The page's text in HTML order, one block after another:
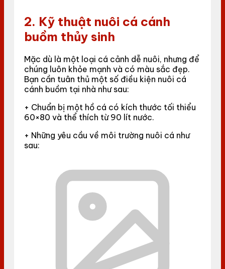
2. Kỹ thuật nuôi cá cánh
buồm thủy sinh
Mặc dù là một loại cá cảnh dễ nuôi, nhưng để
chúng luôn khỏe mạnh và có màu sắc đẹp.
Bạn cần tuân thủ một số điều kiện nuôi cá
cánh buồm tại nhà như sau:
+ Chuẩn bị một hồ cá có kích thước tối thiểu
60×80 và thể thích từ 90 lít nước.
+ Những yêu cầu về môi trường nuôi cá như
sau: